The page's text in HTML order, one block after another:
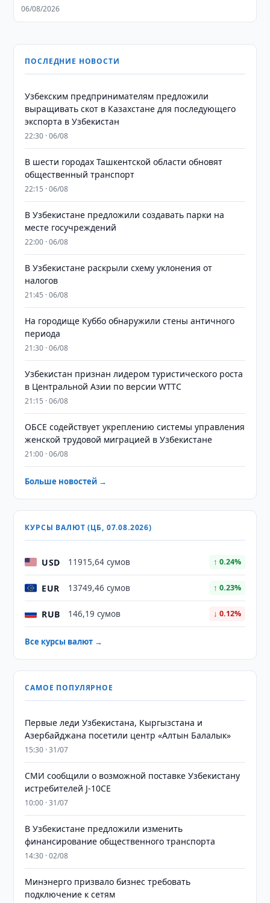
06/08/2026
ПОСЛЕДНИЕ НОВОСТИ
Узбекским предпринимателям предложили
выращивать скот в Казахстане для последующего
экспорта в Узбекистан
22:30 · 06/08
В шести городах Ташкентской области обновят
общественный транспорт
22:15 · 06/08
В Узбекистане предложили создавать парки на
месте госучреждений
22:00 · 06/08
В Узбекистане раскрыли схему уклонения от
налогов
21:45 · 06/08
На городище Куббо обнаружили стены античного
периода
21:30 · 06/08
Узбекистан признан лидером туристического роста
в Центральной Азии по версии WTTC
21:15 · 06/08
ОБСЕ содействует укреплению системы управления
женской трудовой миграцией в Узбекистане
21:00 · 06/08
Больше новостей →
КУРСЫ ВАЛЮТ (ЦБ, 07.08.2026)
USD 11915,64 сумов ↑ 0.24%
EUR 13749,46 сумов ↑ 0.23%
RUB 146,19 сумов ↓ 0.12%
Все курсы валют →
САМОЕ ПОПУЛЯРНОЕ
Первые леди Узбекистана, Кыргызстана и
Азербайджана посетили центр «Алтын Балалык»
15:30 · 31/07
СМИ сообщили о возможной поставке Узбекистану
истребителей J-10CE
10:00 · 31/07
В Узбекистане предложили изменить
финансирование общественного транспорта
14:30 · 02/08
Минэнерго призвало бизнес требовать
подключение к сетям